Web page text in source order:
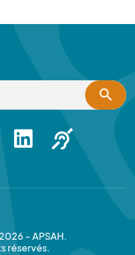
search
LinkedinApsah Sourd
- APSAH.
réservés.